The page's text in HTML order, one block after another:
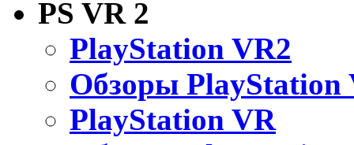
PS VR 2
PlayStation VR2
Обзоры PlayStation
PlayStation VR